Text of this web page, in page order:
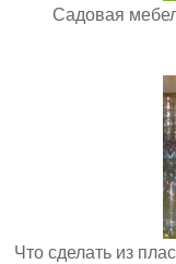
Садовая
Что сделать из